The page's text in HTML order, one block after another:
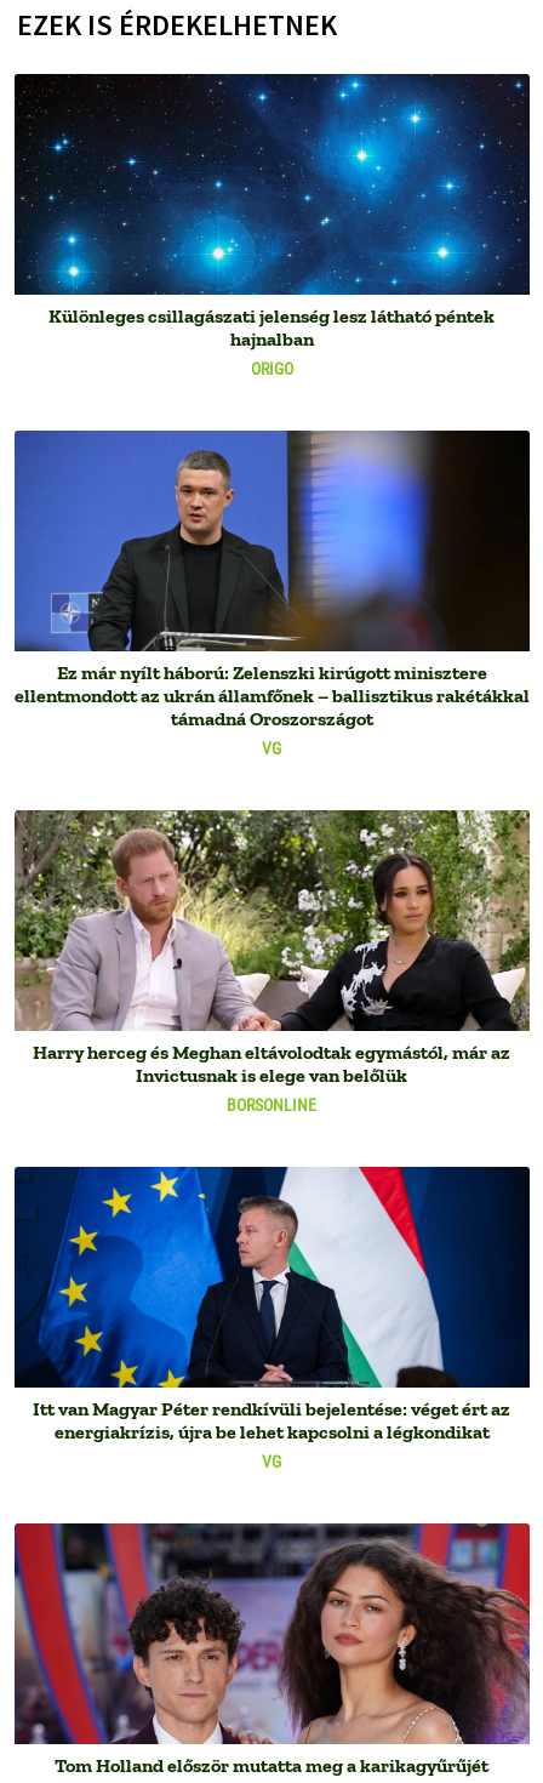
EZEK IS ÉRDEKELHETNEK
ORIGO
Különleges csillagászati jelenség lesz látható péntek
hajnalban
VG
Ez már nyílt háború: Zelenszki kirúgott minisztere
ellentmondott az ukrán államfőnek – ballisztikus rakétákkal
támadná Oroszországot
BORSONLINE
Harry herceg és Meghan eltávolodtak egymástól, már az
Invictusnak is elege van belőlük
VG
Itt van Magyar Péter rendkívüli bejelentése: véget ért az
energiakrízis, újra be lehet kapcsolni a légkondikat
Tom Holland először mutatta meg a karikagyűrűjét